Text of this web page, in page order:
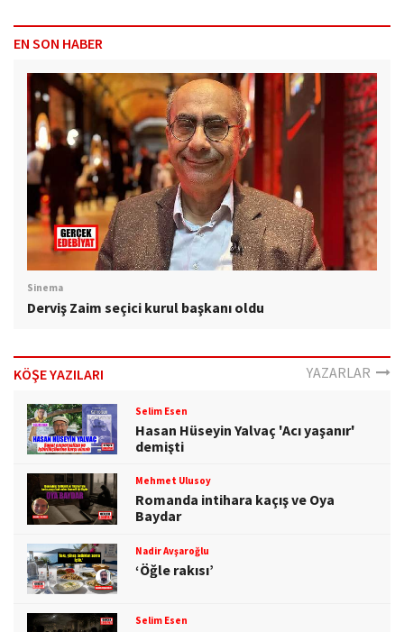
EN SON HABER
Sinema
Derviş Zaim seçici kurul başkanı oldu
KÖŞE YAZILARI YAZARLAR
Selim Esen
Hasan Hüseyin Yalvaç 'Acı yaşanır'
demişti
Mehmet Ulusoy
Romanda intihara kaçış ve Oya
Baydar
Nadir Avşaroğlu
‘Öğle rakısı’
Selim Esen